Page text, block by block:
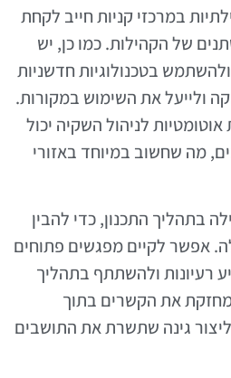
במרכזי קניות חייב לקחת
של הקהילות. כמו כן, יש
בטכנולוגיות חדשניות
ולייעל את השימוש במקורות.
לניהול השקיה יכול
מה שחשוב במיוחד באזורי
בתהליך התכנון, כדי להבין
אפשר לקיים מפגשים פתוחים
רעיונות ולהשתתף בתהליך
את הקשרים בתוך
גינה שתשרת את התושבים